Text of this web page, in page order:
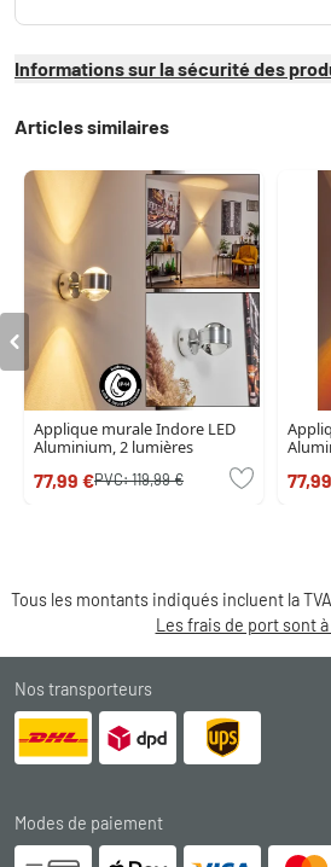
Informations sur la sécurité des
Articles similaires
Applique murale Indore LED
Aluminium, 2 lumières
77,99 €PVC:119,99 €
Tous les montants indiqués incluent la
Les frais de port sont
Nos transporteurs
Modes de paiement